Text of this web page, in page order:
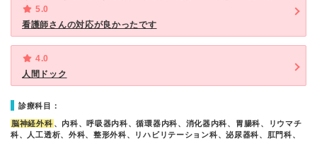
5.0
看護師さんの対応が良かったです
4.0
人間ドック
診療科目：
脳神経外科 、内科、呼吸器内科、循環器内科、消化器内科、胃腸科、リウマチ
科、人工透析、外科、整形外科、リハビリテーション科、泌尿器科、肛門科、